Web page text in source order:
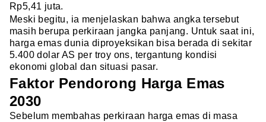
Rp5,41 juta.
Meski begitu, ia menjelaskan bahwa angka tersebut
masih berupa perkiraan jangka panjang. Untuk saat ini,
harga emas dunia diproyeksikan bisa berada di sekitar
5.400 dolar AS per troy ons, tergantung kondisi
ekonomi global dan situasi pasar.
Faktor Pendorong Harga Emas
2030
Sebelum membahas perkiraan harga emas di masa